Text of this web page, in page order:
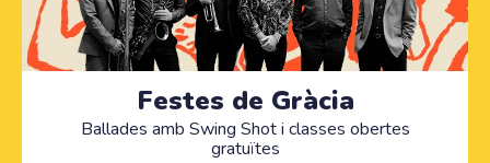
Festes de Gràcia
Ballades amb Swing Shot i classes obertes
gratuïtes